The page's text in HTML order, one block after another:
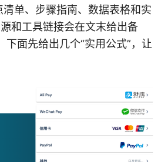
单、步骤指南、数据表格和实
和工具链接会在文末给出备
下面先给出几个“实用公式”，让